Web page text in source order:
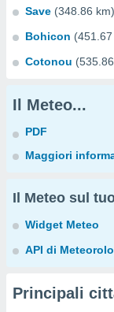
Save (348.86 km)
Bohicon
Cotonou
Il Meteo...
PDF
Maggiori
Il Meteo sul
Widget Meteo
API di
Principali